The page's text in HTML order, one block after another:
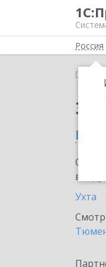
Россия
Главная
в
Ухта